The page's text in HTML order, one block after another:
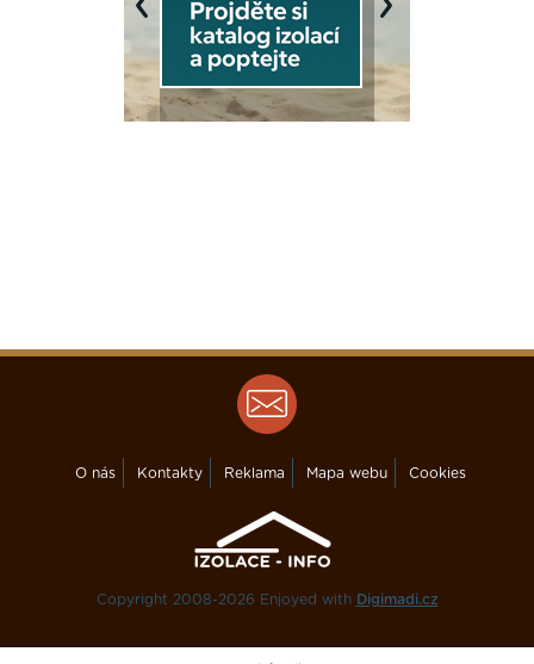
Previous Next
O nás Kontakty Reklama Mapa webu Cookies
Copyright 2008-2026 Enjoyed with Digimadi.cz